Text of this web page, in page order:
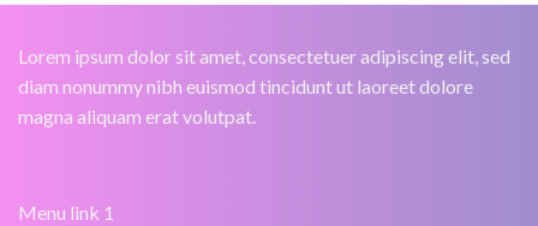
Lorem ipsum dolor sit amet, consectetuer adipiscing elit, sed
diam nonummy nibh euismod tincidunt ut laoreet dolore
magna aliquam erat volutpat.
Menu link 1